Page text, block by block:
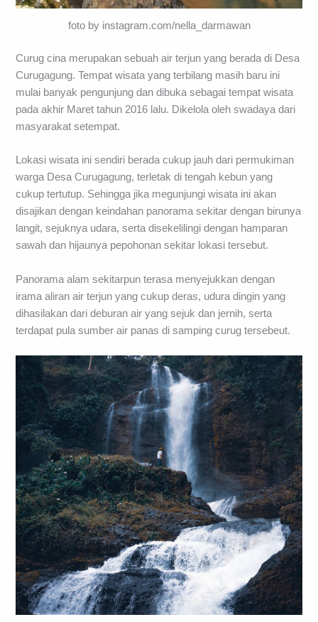
foto by instagram.com/nella_darmawan
Curug cina merupakan sebuah air terjun yang berada di Desa
Curugagung. Tempat wisata yang terbilang masih baru ini
mulai banyak pengunjung dan dibuka sebagai tempat wisata
pada akhir Maret tahun 2016 lalu. Dikelola oleh swadaya dari
masyarakat setempat.
Lokasi wisata ini sendiri berada cukup jauh dari permukiman
warga Desa Curugagung, terletak di tengah kebun yang
cukup tertutup. Sehingga jika megunjungi wisata ini akan
disajikan dengan keindahan panorama sekitar dengan birunya
langit, sejuknya udara, serta disekelilingi dengan hamparan
sawah dan hijaunya pepohonan sekitar lokasi tersebut.
Panorama alam sekitarpun terasa menyejukkan dengan
irama aliran air terjun yang cukup deras, udura dingin yang
dihasilakan dari deburan air yang sejuk dan jernih, serta
terdapat pula sumber air panas di samping curug tersebeut.